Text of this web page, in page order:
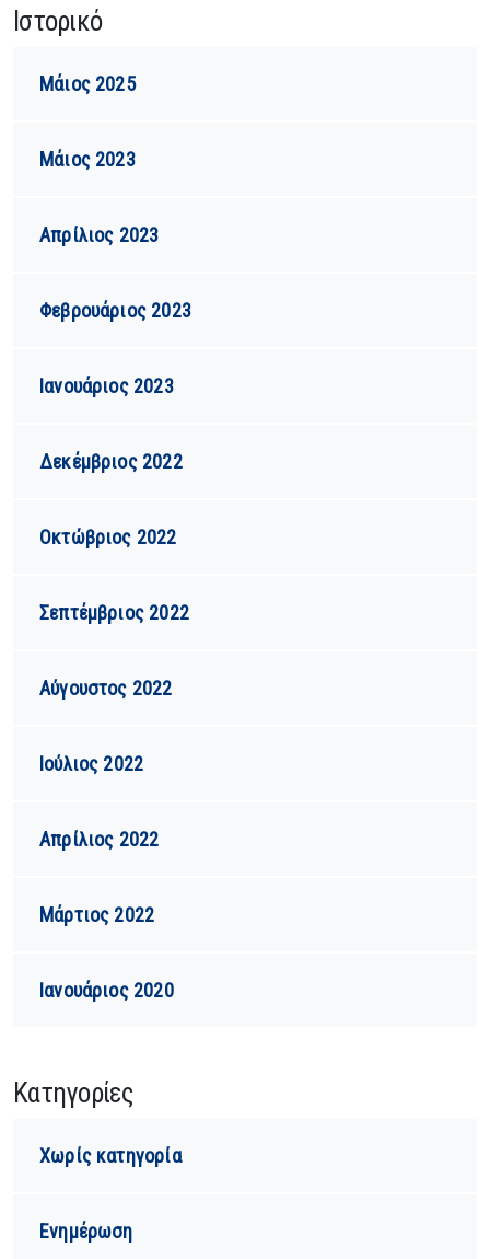
Ιστορικό
Μάιος 2025
Μάιος 2023
Απρίλιος 2023
Φεβρουάριος 2023
Ιανουάριος 2023
Δεκέμβριος 2022
Οκτώβριος 2022
Σεπτέμβριος 2022
Αύγουστος 2022
Ιούλιος 2022
Απρίλιος 2022
Μάρτιος 2022
Ιανουάριος 2020
Kατηγορίες
Χωρίς κατηγορία
Ενημέρωση